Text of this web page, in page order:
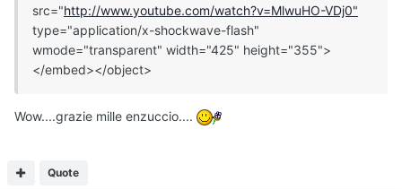
src="http://www.youtube.com/watch?v=MlwuHO-VDj0"
type="application/x-shockwave-flash"
wmode="transparent" width="425" height="355">
</embed></object>
Wow....grazie mille enzuccio....
Quote